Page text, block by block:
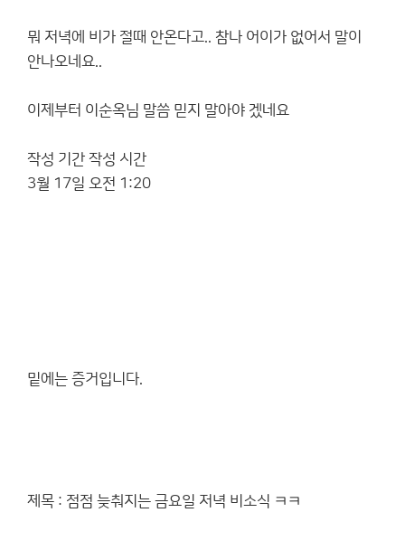
뭐 저녁에 비가 절때 안온다고.. 참나 어이가 없어서 말이
안나오네요..
이제부터 이순옥님 말씀 믿지 말아야 겠네요
작성 기간 작성 시간
3월 17일 오전 1:20
밑에는 증거입니다.
제목 : 점점 늦춰지는 금요일 저녁 비소식 ㅋㅋ